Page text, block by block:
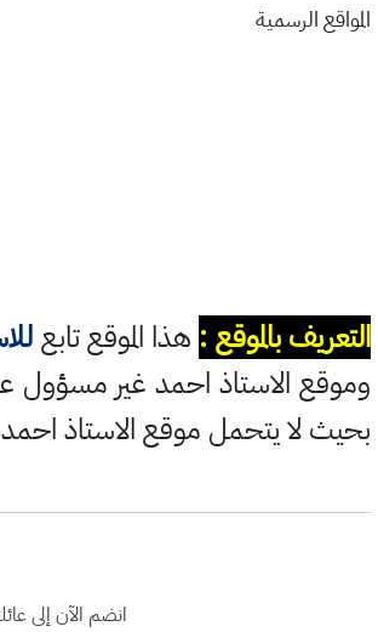
المواقع الرسمية
التعريف بالموقع : هذا الموقع تابع
وموقع الاستاذ احمد غير مسؤول
بحيث لا يتحمل موقع الاستاذ
انضم الآن إلى